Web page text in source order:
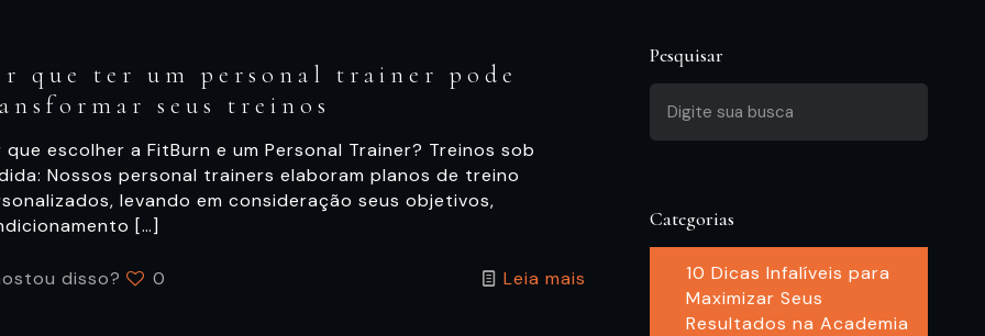
que ter um personal trainer pode
seus treinos
que escolher a FitBurn e um Personal Trainer? Treinos sob
Nossos personal trainers elaboram planos de treino
levando em consideração seus objetivos,
[…]
disso? 0 Leia mais
Pesquisar
Categorias
10 Dicas Infalíveis para
Maximizar Seus
Resultados na Academia